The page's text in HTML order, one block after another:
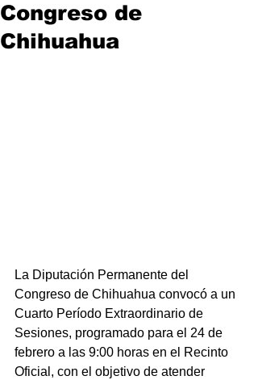
Congreso de
Chihuahua
La Diputación Permanente del
Congreso de Chihuahua convocó a un
Cuarto Período Extraordinario de
Sesiones, programado para el 24 de
febrero a las 9:00 horas en el Recinto
Oficial, con el objetivo de atender